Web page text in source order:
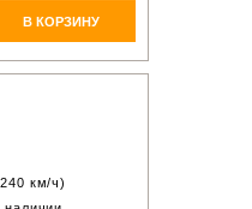
В КОРЗИНУ
км/ч)